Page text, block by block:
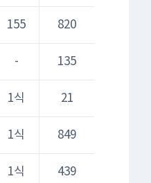
155 820
- 135
1식 21
1식 849
1식 439